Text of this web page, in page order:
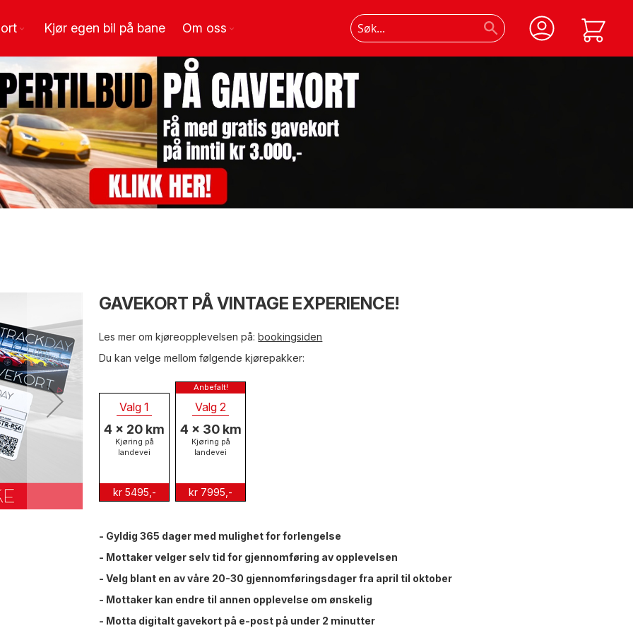
Kjør egen bil på bane Om oss
GAVEKORT PÅ VINTAGE EXPERIENCE!
Les mer om kjøreopplevelsen på:bookingsiden
Du kan velge mellom følgende kjørepakker:
Valg 1
4 x 20 km
Kjøring på
landevei
kr 5495,-
Valg 2
4 x 30 km
Kjøring på
landevei
kr 7995,-
- Gyldig 365 dager med mulighet for forlengelse
- Mottaker velger selv tid for gjennomføring av opplevelsen
- Velg blant en av våre 20-30 gjennomføringsdager fra april til oktober
- Mottaker kan endre til annen opplevelse om ønskelig
- Motta digitalt gavekort på e-post på under 2 minutter